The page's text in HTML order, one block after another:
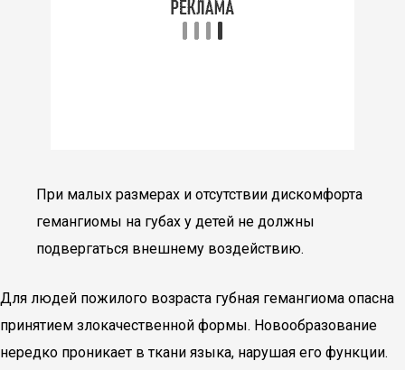
При малых размерах и отсутствии дискомфорта
гемангиомы на губах у детей не должны
подвергаться внешнему воздействию.
Для людей пожилого возраста губная гемангиома опасна
принятием злокачественной формы. Новообразование
нередко проникает в ткани языка, нарушая его функции.